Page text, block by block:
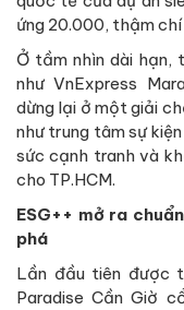
ứng 20.000, thậm
Ở tầm nhìn dài hạn,
như VnExpress
dừng lại ở một giải
như trung tâm sự
sức cạnh tranh và
cho TP.HCM.
ESG++ mở ra
phá
Lần đầu tiên được
Paradise Cần Giờ